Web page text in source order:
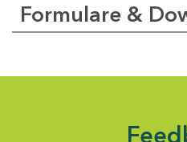
Formulare &